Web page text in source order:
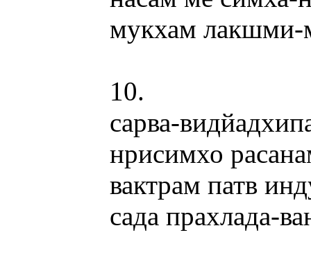
мукхам лакшми-
10.
сарва-
нрисимхо
вактрам патв
сада прахлада-